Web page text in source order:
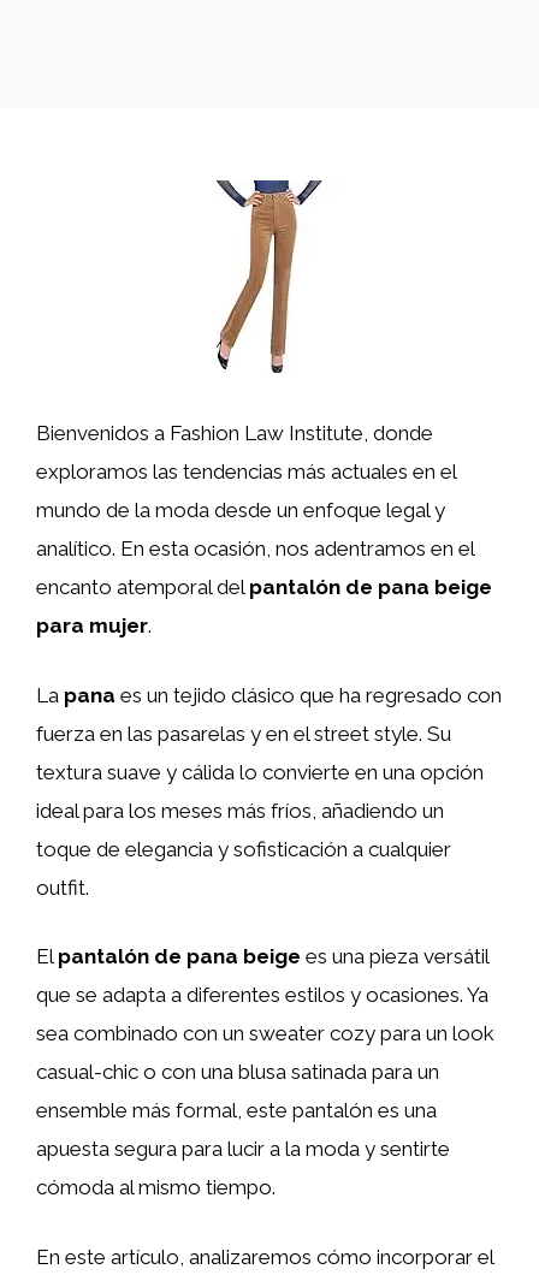
Bienvenidos a Fashion Law Institute, donde
exploramos las tendencias más actuales en el
mundo de la moda desde un enfoque legal y
analítico. En esta ocasión, nos adentramos en el
encanto atemporal del pantalón de pana beige
para mujer.
La pana es un tejido clásico que ha regresado con
fuerza en las pasarelas y en el street style. Su
textura suave y cálida lo convierte en una opción
ideal para los meses más fríos, añadiendo un
toque de elegancia y sofisticación a cualquier
outfit.
El pantalón de pana beige es una pieza versátil
que se adapta a diferentes estilos y ocasiones. Ya
sea combinado con un sweater cozy para un look
casual-chic o con una blusa satinada para un
ensemble más formal, este pantalón es una
apuesta segura para lucir a la moda y sentirte
cómoda al mismo tiempo.
En este artículo, analizaremos cómo incorporar el